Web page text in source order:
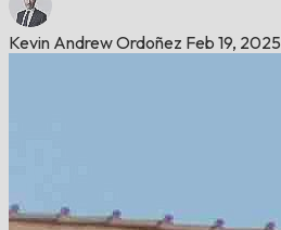
Kevin Andrew Ordoñez Feb 19, 2025